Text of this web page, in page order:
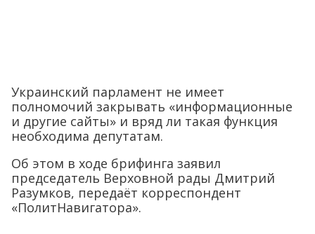
Украинский парламент не имеет
полномочий закрывать «информационные
и другие сайты» и вряд ли такая функция
необходима депутатам.
Об этом в ходе брифинга заявил
председатель Верховной рады Дмитрий
Разумков, передаёт корреспондент
«ПолитНавигатора».